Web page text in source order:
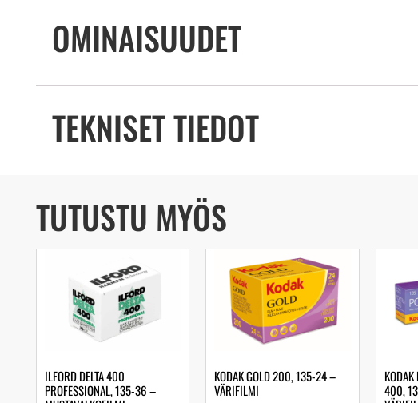
OMINAISUUDET
TEKNISET TIEDOT
TUTUSTU MYÖS
ILFORD DELTA 400
PROFESSIONAL, 135-36 –
KODAK GOLD 200, 135-24 –
VÄRIFILMI
KODAK
400,